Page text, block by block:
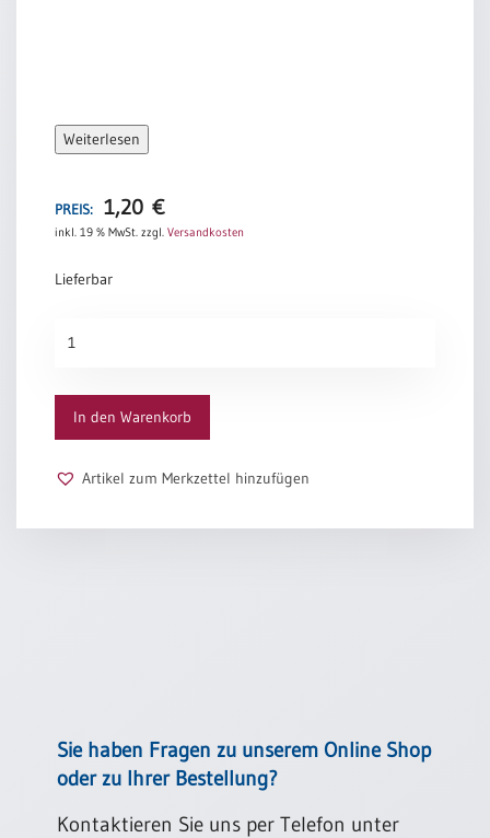
Urkunden
Kirchen(wieder)eintritt
PC-
Neuerscheinungen
A3
Restbestände
Weiterlesen
PREIS: 1,20 €
inkl. 19 % MwSt. zzgl. Versandkosten
Lieferbar
Schein
Menge
In den Warenkorb
Artikel zum Merkzettel hinzufügen
Sie haben Fragen zu unserem Online Shop
oder zu Ihrer Bestellung?
Kontaktieren Sie uns per Telefon unter